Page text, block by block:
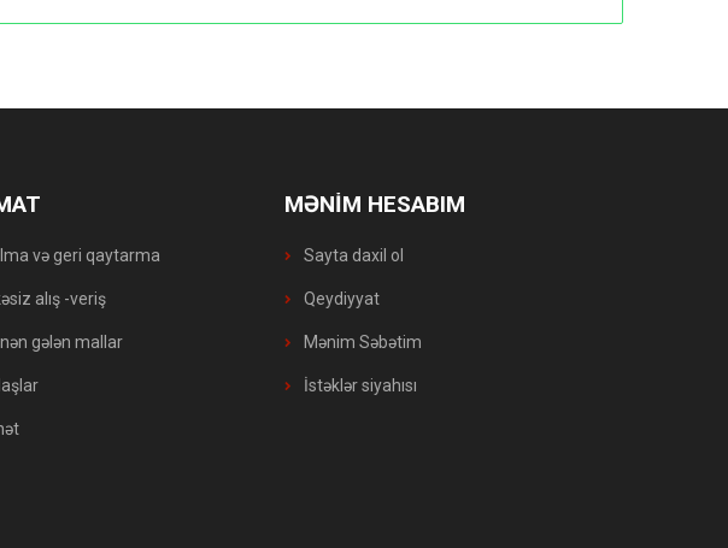
və geri qaytarma
alış -veriş
gələn mallar
MƏNİM HESABIM
Sayta daxil ol
Qeydiyyat
Mənim Səbətim
İstəklər siyahısı